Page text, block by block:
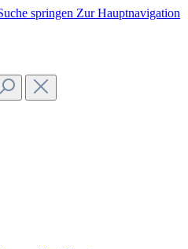
springen Zur Hauptnavigation